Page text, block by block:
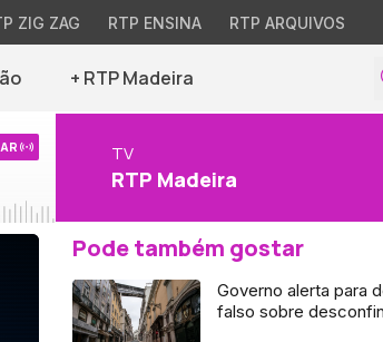
ZIG ZAG RTP ENSINA RTP ARQUIVOS
+ RTP Madeira
TV
RTP Madeira
Pode também gostar
Governo alerta para
falso sobre